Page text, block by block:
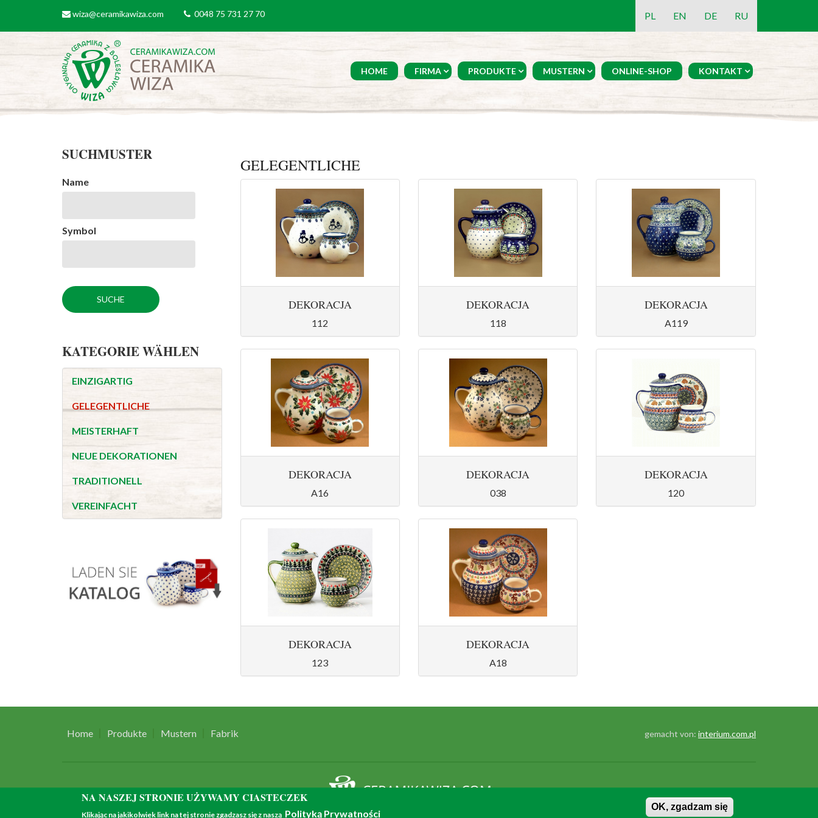
email
wiza@ceramikawiza.com tel0048 75 731 27 70 PL EN DE RU
HOME FIRMA PRODUKTE MUSTERN ONLINE-SHOP KONTAKT
SUCHMUSTER
Name
Symbol
KATEGORIE WÄHLEN
EINZIGARTIG
GELEGENTLICHE
MEISTERHAFT
NEUE DEKORATIONEN
TRADITIONELL
VEREINFACHT
GELEGENTLICHE
DEKORACJA
112
DEKORACJA
118
DEKORACJA
A119
DEKORACJA
A16
DEKORACJA
038
DEKORACJA
120
DEKORACJA
123
DEKORACJA
A18
Home Produkte Mustern Fabrik gemacht von: interium.com.pl
© 2018 - all rights reserved
NA NASZEJ STRONIE UŻYWAMY CIASTECZEK
Klikając na jakikolwiek link na tej stronie zgadzasz się z naszą Polityką Prywatności
OK, zgadzam się